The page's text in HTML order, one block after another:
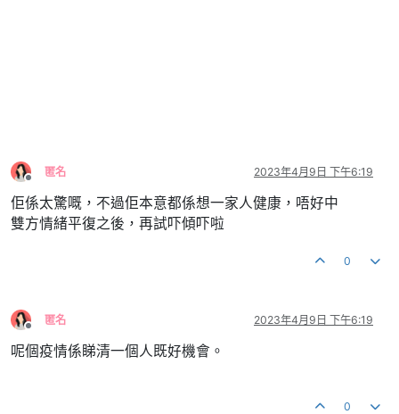
離線
匿名 2023年4月9日 下午6:19
佢係太驚嘅，不過佢本意都係想一家人健康，唔好中
雙方情緒平復之後，再試吓傾吓啦
0
離線
匿名 2023年4月9日 下午6:19
呢個疫情係睇清一個人既好機會。
0